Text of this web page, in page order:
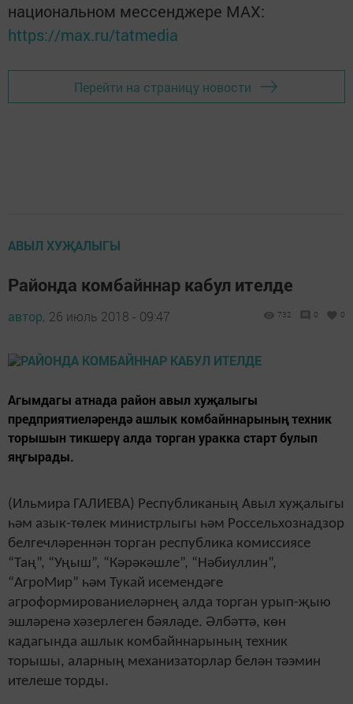
национальном мессенджере MАХ:
https://max.ru/tatmedia
Перейти на страницу новости
АВЫЛ ХУҖАЛЫГЫ
Районда комбайннар кабул ителде
автор, 26 июль 2018 - 09:47 732 0 0
Агымдагы атнада район авыл хуҗалыгы
предприятиеләрендә ашлык комбайннарының техник
торышын тикшерү алда торган уракка старт булып
яңгырады.
(Ильмира ГАЛИЕВА) Республиканың Авыл хуҗалыгы
һәм азык-төлек министрлыгы һәм Россельхознадзор
белгечләреннән торган республика комиссиясе
“Таң”, “Уңыш”, “Кәрәкәшле”, “Нәбиуллин”,
“АгроМир” һәм Тукай исемендәге
агроформированиеләрнең алда торган урып-җыю
эшләренә хәзерлеген бәяләде. Әлбәттә, көн
кадагында ашлык комбайннарының техник
торышы, аларның механизаторлар белән тәэмин
ителеше торды.